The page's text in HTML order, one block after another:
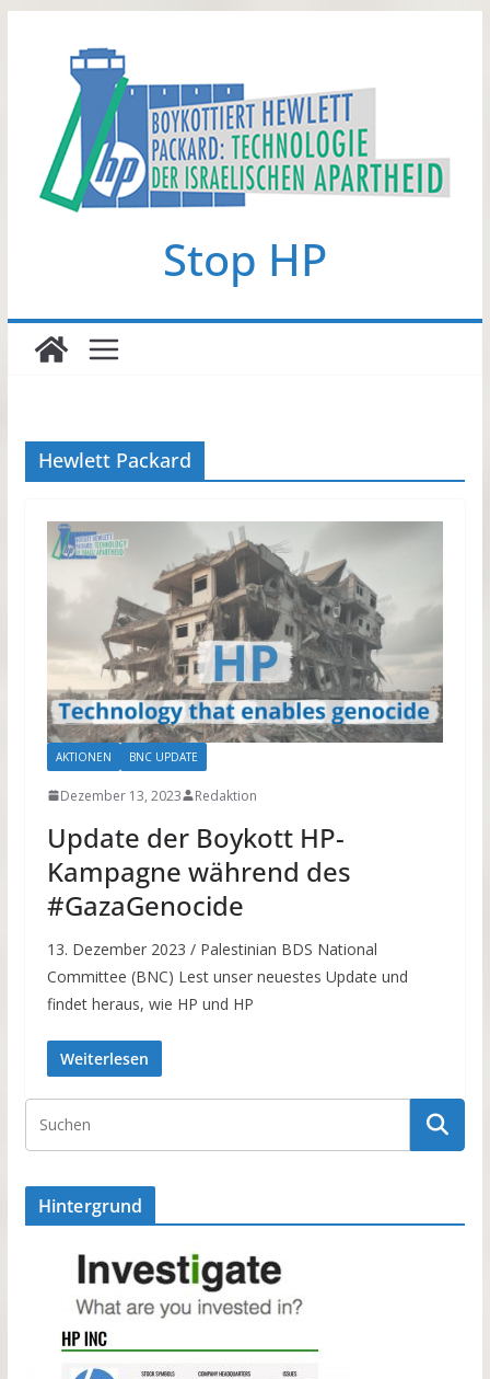
springen
Stop HP
Hewlett Packard
AKTIONEN BNC UPDATE
Dezember 13, 2023 Redaktion
Update der Boykott HP-
Kampagne während des
#GazaGenocide
13. Dezember 2023 / Palestinian BDS National
Committee (BNC) Lest unser neuestes Update und
findet heraus, wie HP und HP
Weiterlesen
Hintergrund